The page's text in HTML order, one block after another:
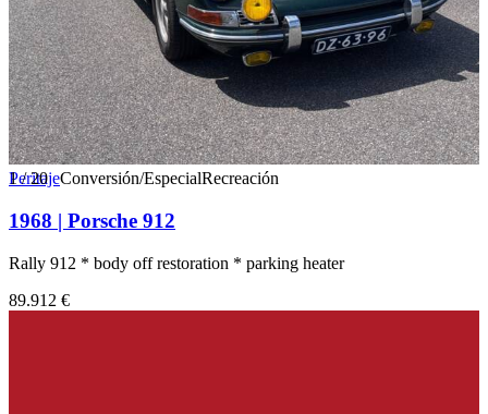
1/20
PeritajeConversión/EspecialRecreación
1968 | Porsche 912
Rally 912 * body off restoration * parking heater
89.912 €